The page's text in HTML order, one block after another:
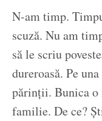
N-am timp.
scuză. Nu am
să le scriu
dureroasă. Pe
părinții. Bunica o
familie. De ce?